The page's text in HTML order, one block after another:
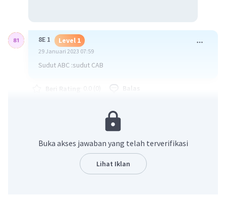
8E 1 Level 1
29 Januari 2023 07:59
Sudut ABC :sudut CAB
Balas
Iklan
Buka akses jawaban yang telah terverifikasi
Lihat Iklan